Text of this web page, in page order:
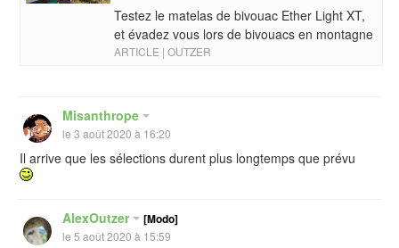
Testez le matelas de bivouac Ether Light XT,
et évadez vous lors de bivouacs en montagne
ARTICLE | OUTZER
Misanthrope
le 3 août 2020 à 16:20
Il arrive que les sélections durent plus longtemps que prévu
AlexOutzer [Modo]
le 5 août 2020 à 15:59